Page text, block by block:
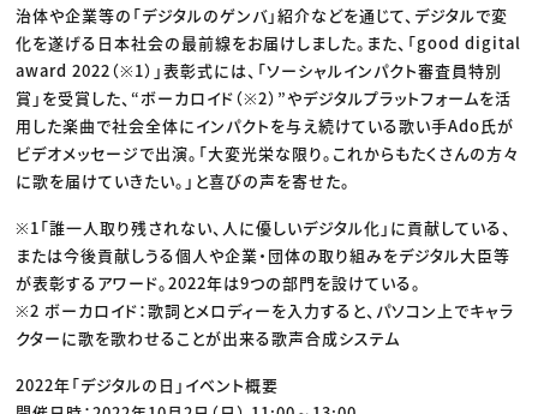
治体や企業等の「デジタルのゲンバ」紹介などを通じて、デジタルで変
化を遂げる日本社会の最前線をお届けしました。また、「good digital
award 2022（※1）」表彰式には、「ソーシャルインパクト審査員特別
賞」を受賞した、“ボーカロイド（※2）”やデジタルプラットフォームを活
用した楽曲で社会全体にインパクトを与え続けている歌い手Ado氏が
ビデオメッセージで出演。「大変光栄な限り。これからもたくさんの方々
に歌を届けていきたい。」と喜びの声を寄せた。
※1「誰一人取り残されない、人に優しいデジタル化」に貢献している、
または今後貢献しうる個人や企業・団体の取り組みをデジタル大臣等
が表彰するアワード。2022年は9つの部門を設けている。
※2 ボーカロイド：歌詞とメロディーを入力すると、パソコン上でキャラ
クターに歌を歌わせることが出来る歌声合成システム
2022年「デジタルの日」イベント概要